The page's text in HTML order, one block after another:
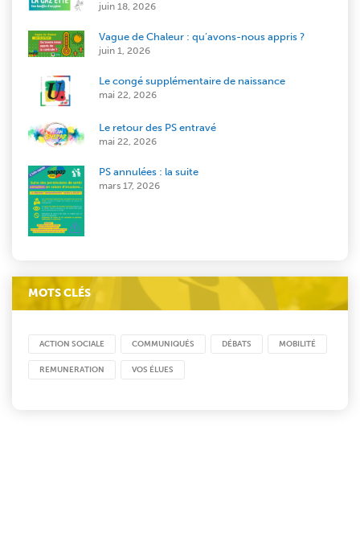
juin 18, 2026
Vague de Chaleur : qu’avons-nous appris ?
juin 1, 2026
Le congé supplémentaire de naissance
mai 22, 2026
Le retour des PS entravé
mai 22, 2026
PS annulées : la suite
mars 17, 2026
MOTS CLÉS
ACTION SOCIALE COMMUNIQUÉS DÉBATS MOBILITÉ
REMUNERATION VOS ÉLUES